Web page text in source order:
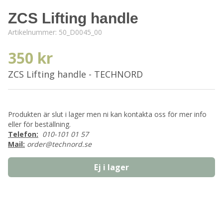
ZCS Lifting handle
Artikelnummer: 50_D0045_00
350 kr
ZCS Lifting handle - TECHNORD
Produkten är slut i lager men ni kan kontakta oss för mer info
eller för beställning.
Telefon: 010-101 01 57
Mail: order@technord.se
Ej i lager